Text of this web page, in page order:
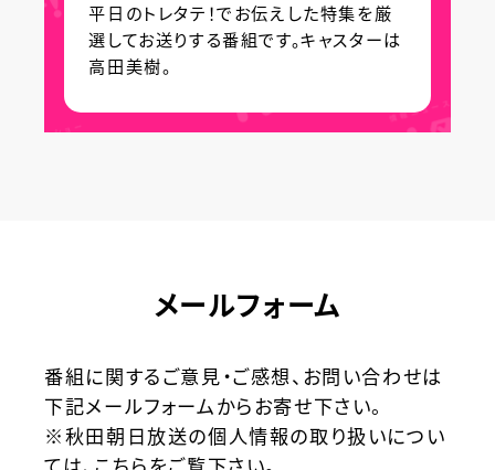
平日のトレタテ！でお伝えした特集を厳
選してお送りする番組です。キャスターは
高田美樹。
メールフォーム
番組に関するご意見・ご感想、お問い合わせは
下記メールフォームからお寄せ下さい。
※秋田朝日放送の個人情報の取り扱いについ